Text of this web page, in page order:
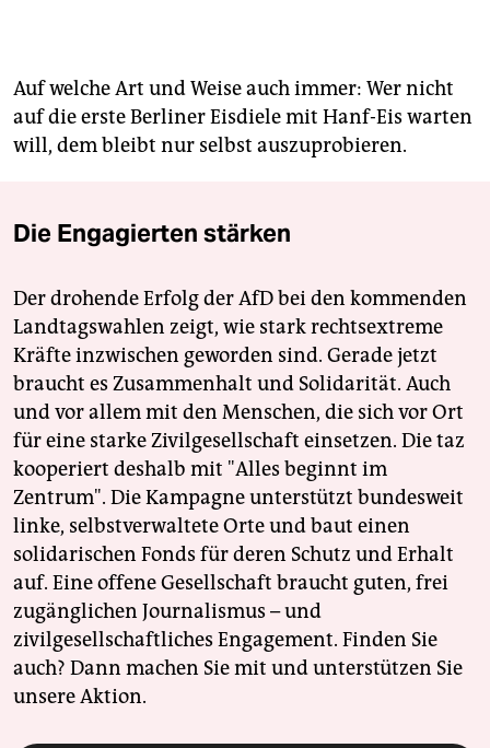
Auf welche Art und Weise auch immer: Wer nicht
auf die erste Berliner Eisdiele mit Hanf-Eis warten
will, dem bleibt nur selbst auszuprobieren.
Die Engagierten stärken
Der drohende Erfolg der AfD bei den kommenden
Landtagswahlen zeigt, wie stark rechtsextreme
Kräfte inzwischen geworden sind. Gerade jetzt
braucht es Zusammenhalt und Solidarität. Auch
und vor allem mit den Menschen, die sich vor Ort
für eine starke Zivilgesellschaft einsetzen. Die taz
kooperiert deshalb mit "Alles beginnt im
Zentrum". Die Kampagne unterstützt bundesweit
linke, selbstverwaltete Orte und baut einen
solidarischen Fonds für deren Schutz und Erhalt
auf. Eine offene Gesellschaft braucht guten, frei
zugänglichen Journalismus – und
zivilgesellschaftliches Engagement. Finden Sie
auch? Dann machen Sie mit und unterstützen Sie
unsere Aktion.